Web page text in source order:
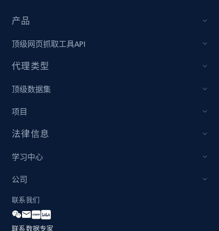
产品
顶级网页抓取工具API
代理类型
顶级数据集
项目
法律信息
学习中心
公司
联系我们
联系数据专家